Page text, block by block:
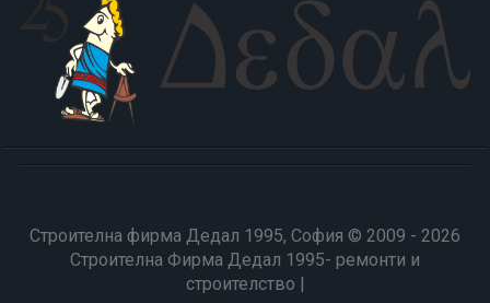
Строителна фирма Дедал 1995, София © 2009 - 2026
Строителна Фирма Дедал 1995- ремонти и
строителство |